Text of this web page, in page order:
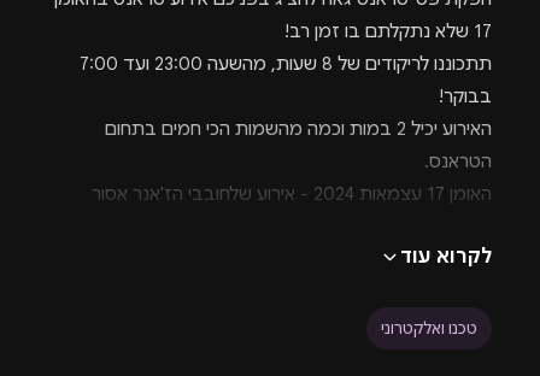
17 שלא נתקלתם בו זמן רב!
תתכוננו לריקודים של 8 שעות, מהשעה 23:00 ועד 7:00
בבוקר!
האירוע יכיל 2 במות וכמה מהשמות הכי חמים בתחום
הטראנס.
האומן 17 עצמאות 2024 - אירוע שלחובבי הז'אנר אסור
הליינאפ המלא בתמונה
הפקת פסייטראנס מביאה לנו כמה מאומני מוזיקת הטראנס
לקרוא עוד
טכנו ואלקטרוני